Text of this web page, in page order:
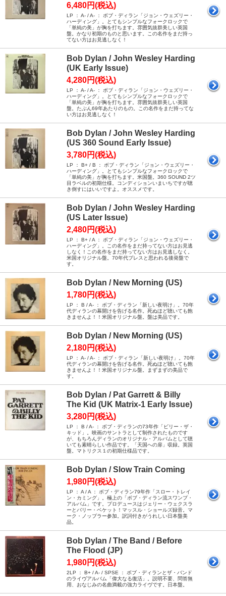
6,480円(税込)
LP ： A- / A- ： ボブ・ディラン「ジョン・ウェズリー・
ハーディング」。とてもシンプルなフォークロックで
「単純の美」が胸を打ちます。雰囲気抜群美しい英国
盤。かなり初期のものと思います。この名作をまだ持っ
てない方はお見逃しなく！
Bob Dylan / John Wesley Harding
(UK Early Issue)
4,280円(税込)
LP ： A- / A- ： ボブ・ディラン「ジョン・ウェズリー・
ハーディング」。とてもシンプルなフォークロックで
「単純の美」が胸を打ちます。雰囲気抜群美しい英国
盤。たぶん69年あたりのもの。この名作をまだ持ってな
い方はお見逃しなく！
Bob Dylan / John Wesley Harding
(US 360 Sound Early Issue)
3,780円(税込)
LP ： B+ / B ： ボブ・ディラン「ジョン・ウェズリー・
ハーディング」。とてもシンプルなフォークロックで
「単純の美」が胸を打ちます。米国盤。360 SOUND 2ツ
目ラベルの初期仕様。コンディションいまいちですが聴
き倒すにはいいですよ。オススメです。
Bob Dylan / John Wesley Harding
(US Later Issue)
2,480円(税込)
LP ： B+ / A ： ボブ・ディラン「ジョン・ウェズリー・
ハーディング」。この名作をまだ持ってない方はお見逃
しなく！この名作をまだ持ってない方はお見逃しなく。
米国オリジナル盤。70年代プレスと思われる後発盤で
す。
Bob Dylan / New Morning (US)
1,780円(税込)
LP ： B / A- ： ボブ・ディラン「新しい夜明け」。70年
代ディランの幕開けを告げる名作。死ぬほど聴いても飽
きませんよ！！米国オリジナル盤。盤は美品です。
Bob Dylan / New Morning (US)
2,180円(税込)
LP ： A- / A- ： ボブ・ディラン「新しい夜明け」。70年
代ディランの幕開けを告げる名作。死ぬほど聴いても飽
きませんよ！！米国オリジナル盤。まずまずの美品で
す。
Bob Dylan / Pat Garrett & Billy
The Kid (UK Matrix-1 Early Issue)
3,280円(税込)
LP ： B / A- ： ボブ・ディランの73年作「ビリー・ザ・
キッド」。映画のサントラとして制作されたものです
が、もちろんディランのオリジナル・アルバムとして聴
いても素晴らしい作品です。「天国への扉」収録。英国
盤。マトリクス１の初期仕様品です。
Bob Dylan / Slow Train Coming
1,980円(税込)
LP ： A / A ： ボブ・ディラン79年作「スロー・トレイ
ン・カミング」。極上の「ボブ・ディラン流スワンプ・
アルバム」です。プロデュースはジェリー・ウェクスラ
ーとバリー・ベケット！マッスル・ショールズ録音。マ
ーク・ノップラー参加。訳詞付きがうれしい日本盤美
品。
Bob Dylan / The Band / Before
The Flood (JP)
1,980円(税込)
2LP ： B+ / A- / SPSE ： ボブ・ディランとザ・バンド
のライヴアルバム「偉大なる復活」。説明不要、問答無
用、おなじみの名曲満載の強力ライヴです。日本盤。